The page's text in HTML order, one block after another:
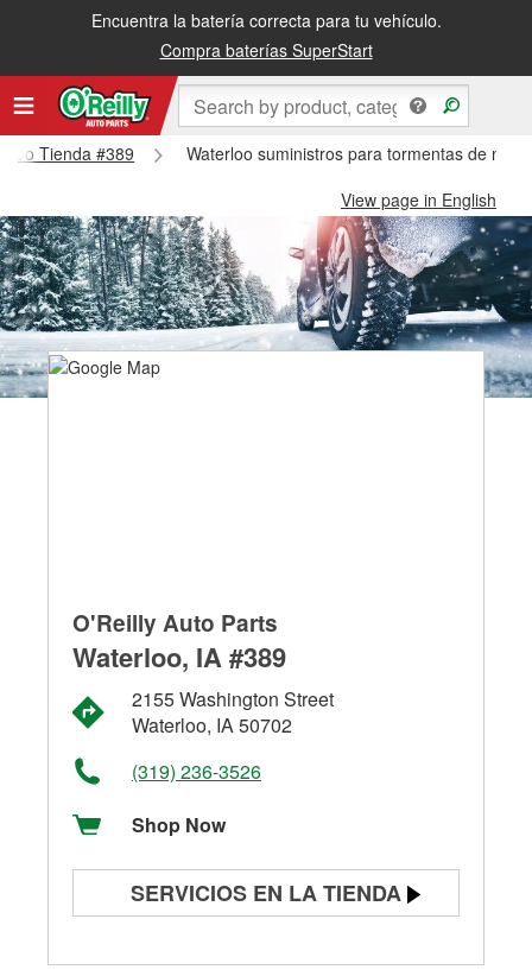
Encuentra la batería correcta para tu vehículo.
Compra baterías SuperStart
Tienda #389
Waterloo suministros para tormentas de
View page in English
O'Reilly Auto Parts
Waterloo, IA #389
2155 Washington Street
Waterloo, IA 50702
(319) 236-3526
Shop Now
SERVICIOS EN LA TIENDA